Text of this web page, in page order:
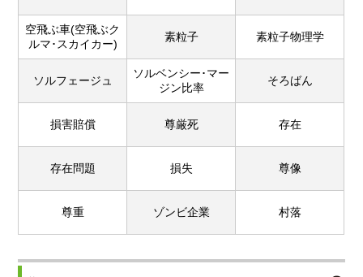
空飛ぶ車(空飛ぶク
ルマ･スカイカー)
素粒子 素粒子物理学
ソルフェージュ
ソルベンシー･マー
ジン比率
そろばん
損害賠償 尊厳死 存在
存在問題 損失 尊像
尊重 ゾンビ企業 村落